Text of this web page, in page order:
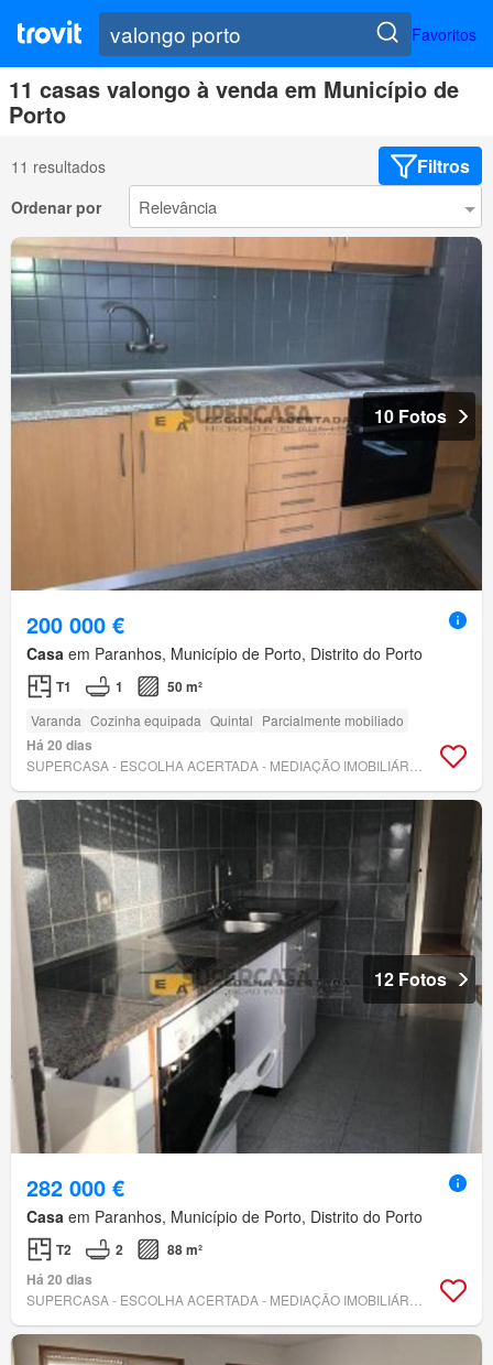
Favoritos
11 casas valongo à venda em Município de
Porto
11 resultados Filtros
Ordenar por
10 Fotos
200 000 €
Casa em Paranhos, Município de Porto, Distrito do Porto
T1 1 50 m²
Varanda Cozinha equipada Quintal Parcialmente mobiliado
Há 20 dias
12 Fotos
282 000 €
Casa em Paranhos, Município de Porto, Distrito do Porto
T2 2
88 m²
Há 20 dias